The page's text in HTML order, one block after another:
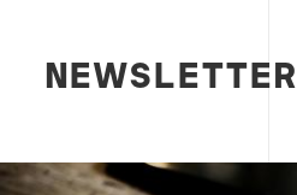
NEWSLETTER
Image